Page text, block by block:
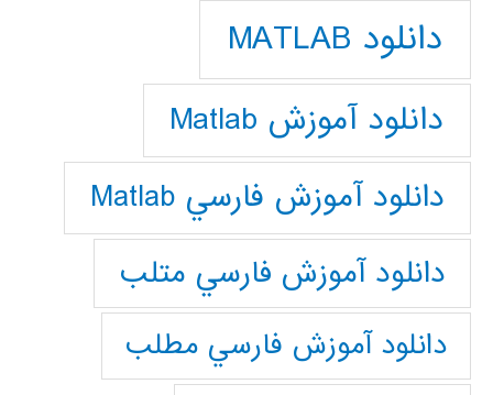
دانلود MATLAB
دانلود آموزش Matlab
دانلود آموزش فارسي Matlab
دانلود آموزش فارسي متلب
دانلود آموزش فارسي مطلب